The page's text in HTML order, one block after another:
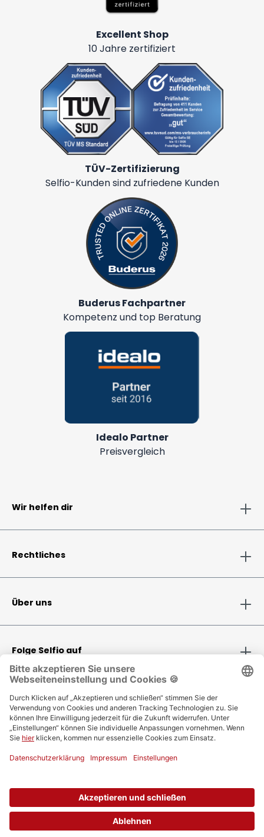
Excellent Shop
10 Jahre zertifiziert
TÜV-Zertifizierung
Selfio-Kunden sind zufriedene Kunden
Buderus Fachpartner
Kompetenz und top Beratung
Idealo Partner
Preisvergleich
Wir helfen dir
Rechtliches
Über uns
Folge Selfio auf
Zahlungsmethoden
Bestellung
Vertrag widerrufen